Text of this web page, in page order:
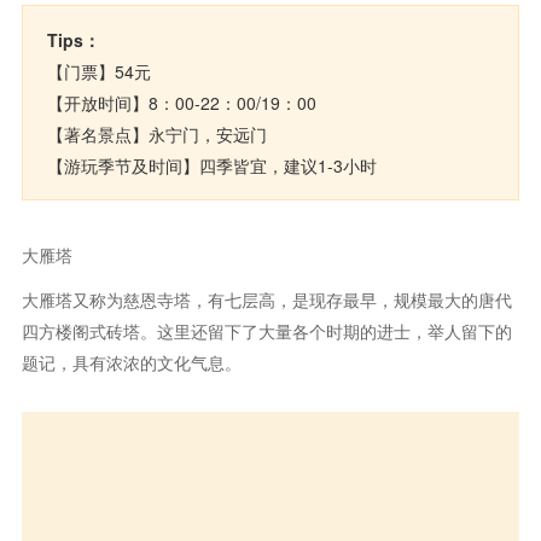
Tips：
【门票】54元
【开放时间】8：00-22：00/19：00
【著名景点】永宁门，安远门
【游玩季节及时间】四季皆宜，建议1-3小时
大雁塔
大雁塔又称为慈恩寺塔，有七层高，是现存最早，规模最大的唐代
四方楼阁式砖塔。这里还留下了大量各个时期的进士，举人留下的
题记，具有浓浓的文化气息。